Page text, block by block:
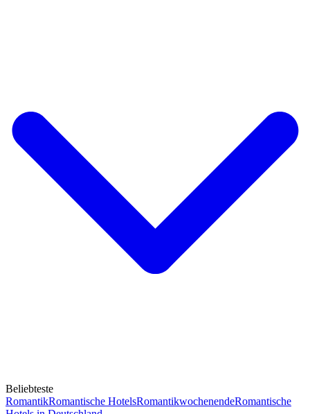
Beliebteste
RomantikRomantische HotelsRomantikwochenendeRomantische